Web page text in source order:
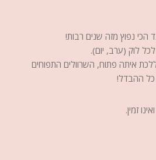
הכי נפוץ מזה שנים רבות!
לוק (ערב, יום).
איתה פתוח, השרוולים התפוחים
כל ההבדל!
זמין.